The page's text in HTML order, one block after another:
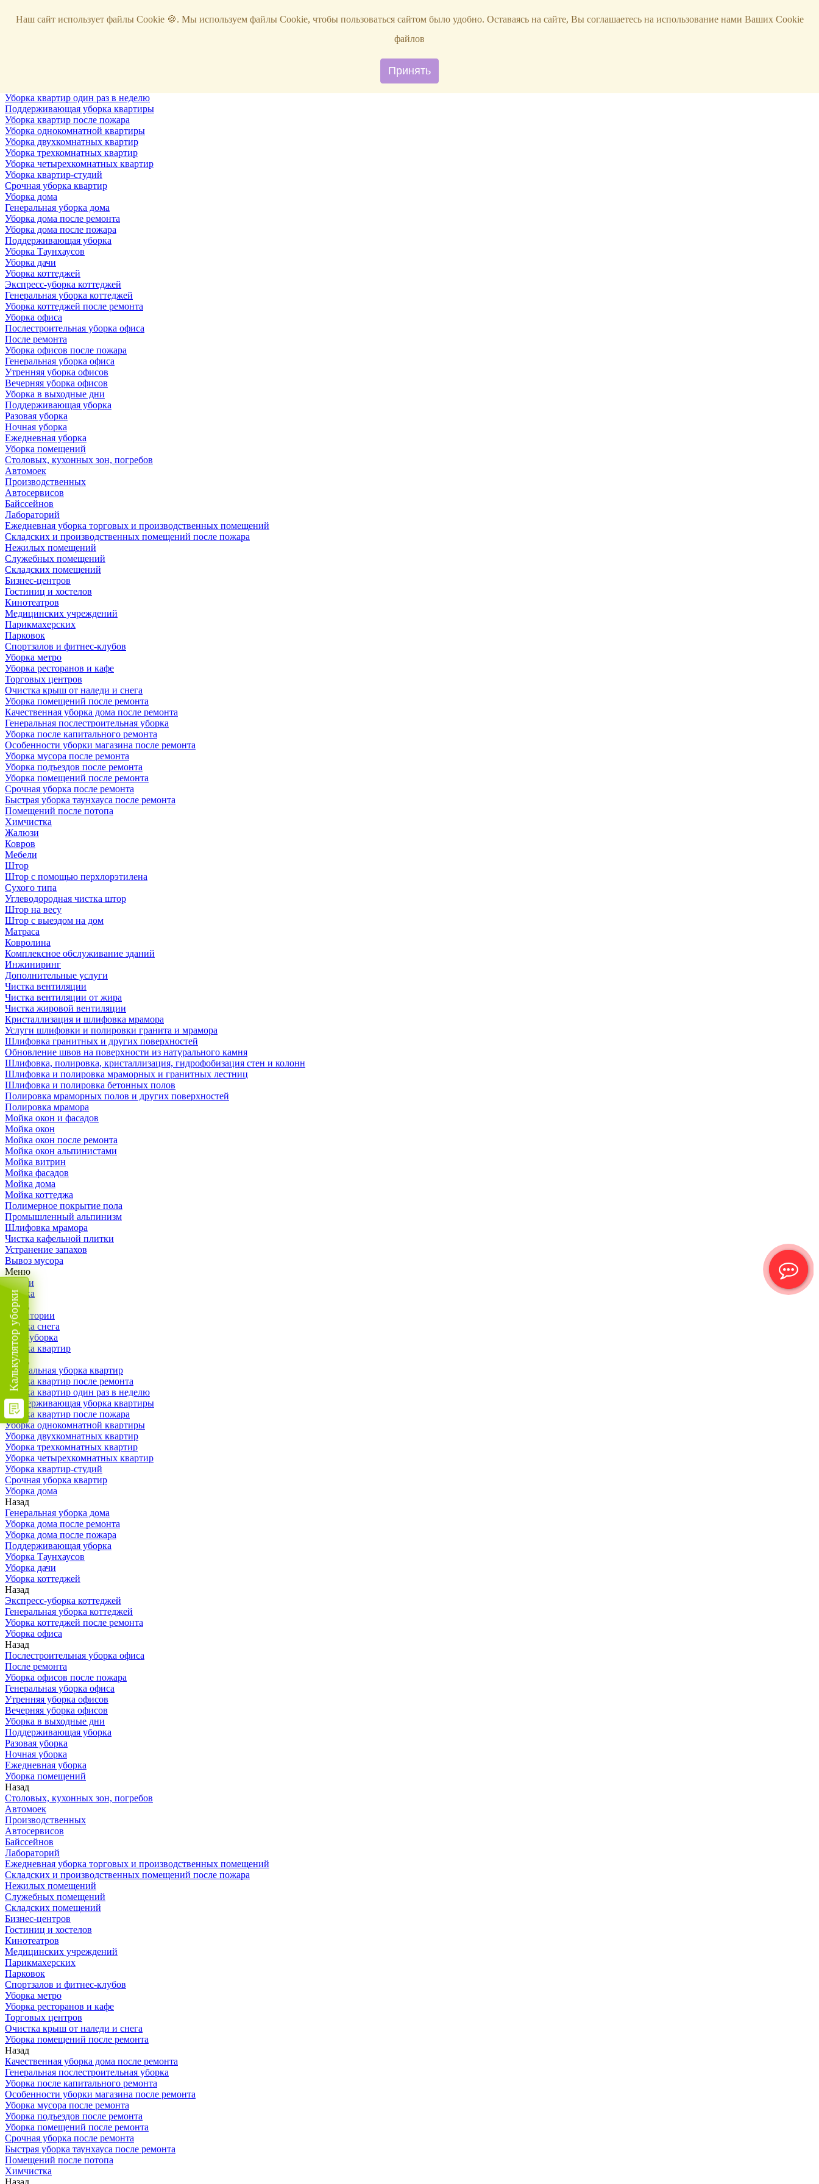
Уборка
Уборка квартир один раз в неделю
Поддерживающая уборка квартиры
Уборка квартир после пожара
Уборка однокомнатной квартиры
Уборка двухкомнатных квартир
Уборка трехкомнатных квартир
Уборка четырехкомнатных квартир
Уборка квартир-студий
Срочная уборка квартир
Уборка дома
Генеральная уборка дома
Уборка дома после ремонта
Уборка дома после пожара
Поддерживающая уборка
Уборка Таунхаусов
Уборка дачи
Уборка коттеджей
Экспресс-уборка коттеджей
Генеральная уборка коттеджей
Уборка коттеджей после ремонта
Уборка офиса
Послестроительная уборка офиса
После ремонта
Уборка офисов после пожара
Генеральная уборка офиса
Утренняя уборка офисов
Вечерняя уборка офисов
Уборка в выходные дни
Поддерживающая уборка
Разовая уборка
Ночная уборка
Ежедневная уборка
Уборка помещений
Столовых, кухонных зон, погребов
Автомоек
Производственных
Автосервисов
Байссейнов
Лабораторий
Ежедневная уборка торговых и производственных помещений
Складских и производственных помещений после пожара
Нежилых помещений
Служебных помещений
Складских помещений
Бизнес-центров
Гостиниц и хостелов
Кинотеатров
Медицинских учреждений
Парикмахерских
Парковок
Спортзалов и фитнес-клубов
Уборка метро
Уборка ресторанов и кафе
Торговых центров
Очистка крыш от наледи и снега
Уборка помещений после ремонта
Качественная уборка дома после ремонта
Генеральная послестроительная уборка
Уборка после капитального ремонта
Особенности уборки магазина после ремонта
Уборка мусора после ремонта
Уборка подъездов после ремонта
Уборка помещений после ремонта
Срочная уборка после ремонта
Быстрая уборка таунхауса после ремонта
Помещений после потопа
Химчистка
Жалюзи
Ковров
Мебели
Штор
Штор с помощью перхлорэтилена
Сухого типа
Углеводородная чистка штор
Штор на весу
Штор с выездом на дом
Матраса
Ковролина
Комплексное обслуживание зданий
Инжиниринг
Дополнительные услуги
Чистка вентиляции
Чистка вентиляции от жира
Чистка жировой вентиляции
Кристаллизация и шлифовка мрамора
Услуги шлифовки и полировки гранита и мрамора
Шлифовка гранитных и других поверхностей
Обновление швов на поверхности из натурального камня
Шлифовка, полировка, кристаллизация, гидрофобизация стен и колонн
Шлифовка и полировка мраморных и гранитных лестниц
Шлифовка и полировка бетонных полов
Полировка мраморных полов и других поверхностей
Полировка мрамора
Мойка окон и фасадов
Мойка окон
Мойка окон после ремонта
Мойка окон альпинистами
Мойка витрин
Мойка фасадов
Мойка дома
Мойка коттеджа
Полимерное покрытие пола
Промышленный альпинизм
Шлифовка мрамора
Чистка кафельной плитки
Устранение запахов
Вывоз мусора
Меню
Услуги
Уборка
Назад
Территории
Уборка снега
ВИП-уборка
Уборка квартир
Назад
Генеральная уборка квартир
Уборка квартир после ремонта
Уборка квартир один раз в неделю
Поддерживающая уборка квартиры
Уборка квартир после пожара
Уборка однокомнатной квартиры
Уборка двухкомнатных квартир
Уборка трехкомнатных квартир
Уборка четырехкомнатных квартир
Уборка квартир-студий
Срочная уборка квартир
Уборка дома
Назад
Генеральная уборка дома
Уборка дома после ремонта
Уборка дома после пожара
Поддерживающая уборка
Уборка Таунхаусов
Уборка дачи
Уборка коттеджей
Назад
Экспресс-уборка коттеджей
Генеральная уборка коттеджей
Уборка коттеджей после ремонта
Уборка офиса
Назад
Послестроительная уборка офиса
После ремонта
Уборка офисов после пожара
Генеральная уборка офиса
Утренняя уборка офисов
Вечерняя уборка офисов
Уборка в выходные дни
Поддерживающая уборка
Разовая уборка
Ночная уборка
Ежедневная уборка
Уборка помещений
Назад
Столовых, кухонных зон, погребов
Автомоек
Производственных
Автосервисов
Байссейнов
Лабораторий
Ежедневная уборка торговых и производственных помещений
Складских и производственных помещений после пожара
Нежилых помещений
Служебных помещений
Складских помещений
Бизнес-центров
Гостиниц и хостелов
Кинотеатров
Медицинских учреждений
Парикмахерских
Парковок
Спортзалов и фитнес-клубов
Уборка метро
Уборка ресторанов и кафе
Торговых центров
Очистка крыш от наледи и снега
Уборка помещений после ремонта
Назад
Качественная уборка дома после ремонта
Генеральная послестроительная уборка
Уборка после капитального ремонта
Особенности уборки магазина после ремонта
Уборка мусора после ремонта
Уборка подъездов после ремонта
Уборка помещений после ремонта
Срочная уборка после ремонта
Быстрая уборка таунхауса после ремонта
Помещений после потопа
Химчистка
Назад
Калькулятор уборки
Наш сайт использует файлы Cookie 🍪. Мы используем файлы Cookie, чтобы пользоваться сайтом было удобно. Оставаясь на сайте, Вы соглашаетесь на использование нами Ваших Cookie
файлов
Принять